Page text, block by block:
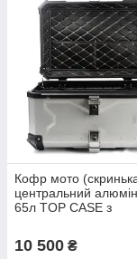
Кофр мото
центральний
65л TOP CASE з
10 500 ₴